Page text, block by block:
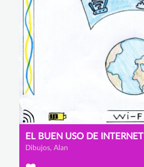
EL BUEN USO DE INTERNET
Dibujos, Alan